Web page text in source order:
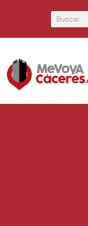
Buscar
Scroll